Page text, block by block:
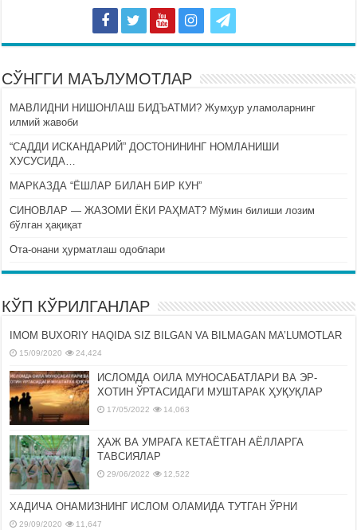
СЎНГГИ МАЪЛУМОТЛАР
МАВЛИДНИ НИШОНЛАШ БИДЪАТМИ? Жумҳур уламоларнинг
илмий жавоби
“САДДИ ИСКАНДАРИЙ” ДОСТОНИНИНГ НОМЛАНИШИ
ХУСУСИДА…
МАРКАЗДА “ЁШЛАР БИЛАН БИР КУН”
СИНОВЛАР — ЖАЗОМИ ЁКИ РАҲМАТ? Мўмин билиши лозим
бўлган ҳақиқат
Ота-онани ҳурматлаш одоблари
КЎП КЎРИЛГАНЛАР
IMOM BUXORIY HAQIDA SIZ BILGAN VA BILMAGAN MA’LUMOTLAR
15/09/2020 24,424
ИСЛОМДА ОИЛА МУНОСАБАТЛАРИ ВА ЭР-
ХОТИН ЎРТАСИДАГИ МУШТАРАК ҲУҚУҚЛАР
17/05/2022 14,063
ҲАЖ ВА УМРАГА КЕТАЁТГАН АЁЛЛАРГА
ТАВСИЯЛАР
29/06/2022 12,522
ХАДИЧА ОНАМИЗНИНГ ИСЛОМ ОЛАМИДА ТУТГАН ЎРНИ
29/09/2020 11,647